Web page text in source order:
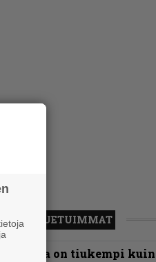
LUETUIMMAT
on tiukempi kuin